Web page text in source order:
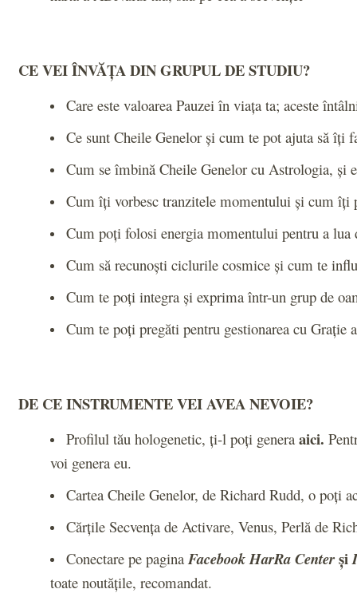
CE VEI ÎNVĂȚA DIN GRUPUL DE STUDIU?
Care este valoarea Pauzei în viața ta; aceste
Ce sunt Cheile Genelor și cum te pot ajuta să îți
Cum se îmbină Cheile Genelor cu Astrologia, și
Cum îți vorbesc tranzitele momentului și cum
Cum poți folosi energia momentului pentru a lua
Cum să recunoști ciclurile cosmice și cum te
Cum te poți integra și exprima într-un grup de
Cum te poți pregăti pentru gestionarea cu Grație
DE CE INSTRUMENTE VEI AVEA NEVOIE?
Profilul tău hologenetic, ți-l poți genera aici.
voi genera eu.
Cartea Cheile Genelor, de Richard Rudd, o poți
Cărțile Secvența de Activare, Venus, Perlă de
Conectare pe pagina Facebook HarRa Centerși
toate noutățile, recomandat.